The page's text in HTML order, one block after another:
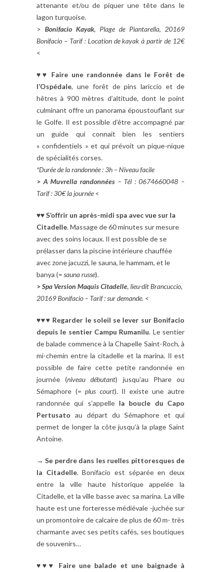
attenante et/ou de piquer une tête dans le
lagon turquoise.
> Bonifacio Kayak, Plage de Piantarella, 20169
Bonifacio – Tarif : Location de kayak à partir de 12€
<
♥♥ Faire une randonnée dans le Forêt de
l’Ospédale, une forêt de pins lariccio et de
hêtres à 900 mètres d’altitude, dont le point
culminant offre un panorama époustouflant sur
le Golfe. Il est possible d’être accompagné par
un guide qui connait bien les sentiers
« confidentiels » et qui prévoit un pique-nique
de spécialités corses.
*Durée de la randonnée : 3h – Niveau facile
> A Muvrella randonnées– Tél : 0674660048 –
Tarif : 30€ la journée <
♥♥ S’offrir un après-midi spa avec vue sur la
Citadelle. Massage de 60 minutes sur mesure
avec des soins locaux. Il est possible de se
prélasser dans la piscine intérieure chauffée
avec zone jacuzzi, le sauna, le hammam, et le
banya (= sauna russe).
>Spa Version Maquis Citadelle, lieu-dit Brancuccio,
20169 Bonifacio – Tarif : sur demande. <
♥♥♥ Regarder le soleil se lever sur Bonifacio
depuis le sentier Campu Rumanilu. Le sentier
de balade commence à la Chapelle Saint-Roch, à
mi-chemin entre la citadelle et la marina. Il est
possible de faire cette petite randonnée en
journée (niveau débutant) jusqu’au Phare ou
Sémaphore (= plus court). Il existe une autre
randonnée qui s’appelle la boucle du Capo
Pertusato au départ du Sémaphore et qui
permet de longer la côte jusqu’à la plage Saint
Antoine.
→Se perdre dans les ruelles pittoresques de
la Citadelle. Bonifacio est séparée en deux
entre la ville haute historique appelée la
Citadelle, et la ville basse avec sa marina. La ville
haute est une forteresse médiévale -juchée sur
un promontoire de calcaire de plus de 60 m- très
charmante avec ses petits cafés, ses boutiques
de souvenirs…
♥♥♥ Faire une balade et une baignade à